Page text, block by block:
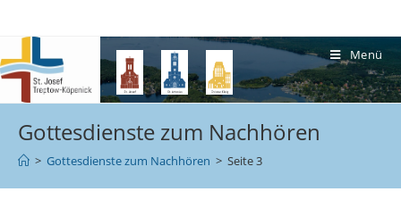
Menü
Gottesdienste zum Nachhören
> Gottesdienste zum Nachhören > Seite 3